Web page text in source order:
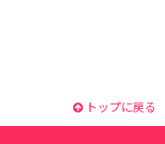
トップに戻る